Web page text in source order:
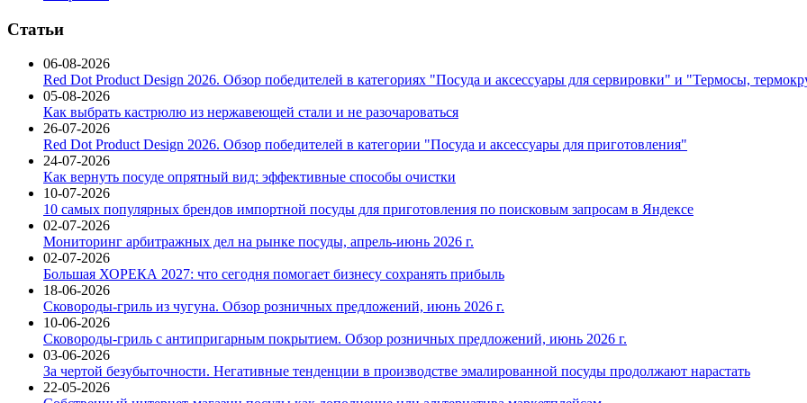
Статьи
06-08-2026
Red Dot Product Design 2026. Обзор победителей в категориях "Посуда и аксессуары для сервировки" и "Термосы,
05-08-2026
Как выбрать кастрюлю из нержавеющей стали и не разочароваться
26-07-2026
Red Dot Product Design 2026. Обзор победителей в категории "Посуда и аксессуары для приготовления"
24-07-2026
Как вернуть посуде опрятный вид: эффективные способы очистки
10-07-2026
10 самых популярных брендов импортной посуды для приготовления по поисковым запросам в Яндексе
02-07-2026
Мониторинг арбитражных дел на рынке посуды, апрель-июнь 2026 г.
02-07-2026
Большая ХОРЕКА 2027: что сегодня помогает бизнесу сохранять прибыль
18-06-2026
Сковороды-гриль из чугуна. Обзор розничных предложений, июнь 2026 г.
10-06-2026
Сковороды-гриль с антипригарным покрытием. Обзор розничных предложений, июнь 2026 г.
03-06-2026
За чертой безубыточности. Негативные тенденции в производстве эмалированной посуды продолжают нарастать
22-05-2026